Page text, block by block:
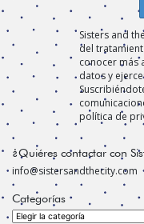
Sisters and
del
conocer más
datos y
política de
¿Quiéres contactar con
info@sistersandthecity.com
Categorías
Categorías